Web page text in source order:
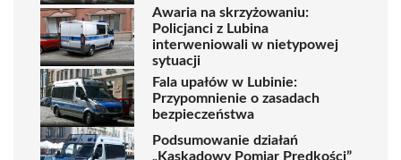
Awaria na skrzyżowaniu:
Policjanci z Lubina
interweniowali w nietypowej
sytuacji
Fala upałów w Lubinie:
Przypomnienie o zasadach
bezpieczeństwa
Podsumowanie działań
„Kaskadowy Pomiar Prędkości”